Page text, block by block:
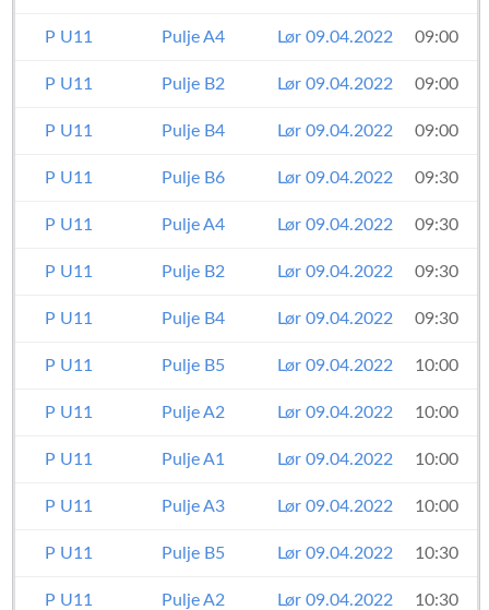
P U11 Pulje A4 Lør 09.04.2022 09:00
P U11 Pulje B2 Lør 09.04.2022 09:00
P U11 Pulje B4 Lør 09.04.2022 09:00
P U11 Pulje B6 Lør 09.04.2022 09:30
P U11 Pulje A4 Lør 09.04.2022 09:30
P U11 Pulje B2 Lør 09.04.2022 09:30
P U11 Pulje B4 Lør 09.04.2022 09:30
P U11 Pulje B5 Lør 09.04.2022 10:00
P U11 Pulje A2 Lør 09.04.2022 10:00
P U11 Pulje A1 Lør 09.04.2022 10:00
P U11 Pulje A3 Lør 09.04.2022 10:00
P U11 Pulje B5 Lør 09.04.2022 10:30
P U11 Pulje A2 Lør 09.04.2022 10:30